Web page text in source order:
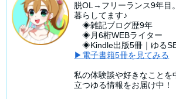
脱OL→フリーランス9年目
暮らしてます♪
◈雑記ブログ歴9年
◈月6桁WEBライター
◈Kindle出版5冊｜ゆる
▶電子書籍5冊を見てみる
私の体験談や好きなことを
立つゆる情報をお届け中！